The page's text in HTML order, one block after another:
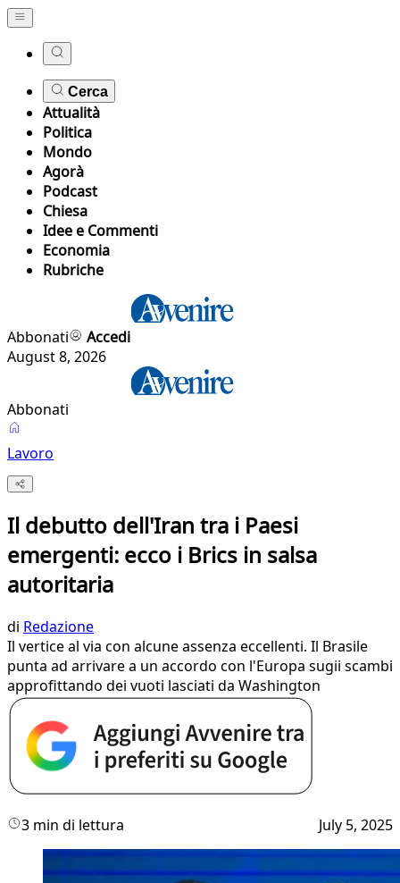
Cerca
Attualità
Politica
Mondo
Agorà
Podcast
Chiesa
Idee e Commenti
Economia
Rubriche
Abbonati
Accedi
August 8, 2026
Abbonati
Lavoro
Il debutto dell'Iran tra i Paesi
emergenti: ecco i Brics in salsa
autoritaria
di Redazione
Il vertice al via con alcune assenza eccellenti. Il Brasile
punta ad arrivare a un accordo con l'Europa sugii scambi
approfittando dei vuoti lasciati da Washington
3 min di lettura July 5, 2025